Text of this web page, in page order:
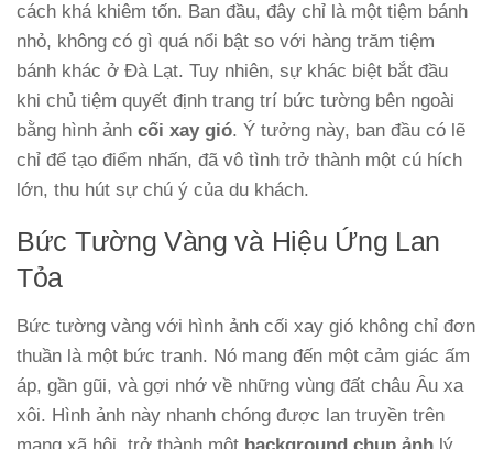
cách khá khiêm tốn. Ban đầu, đây chỉ là một tiệm bánh
nhỏ, không có gì quá nổi bật so với hàng trăm tiệm
bánh khác ở Đà Lạt. Tuy nhiên, sự khác biệt bắt đầu
khi chủ tiệm quyết định trang trí bức tường bên ngoài
bằng hình ảnh cối xay gió. Ý tưởng này, ban đầu có lẽ
chỉ để tạo điểm nhấn, đã vô tình trở thành một cú hích
lớn, thu hút sự chú ý của du khách.
Bức Tường Vàng và Hiệu Ứng Lan
Tỏa
Bức tường vàng với hình ảnh cối xay gió không chỉ đơn
thuần là một bức tranh. Nó mang đến một cảm giác ấm
áp, gần gũi, và gợi nhớ về những vùng đất châu Âu xa
xôi. Hình ảnh này nhanh chóng được lan truyền trên